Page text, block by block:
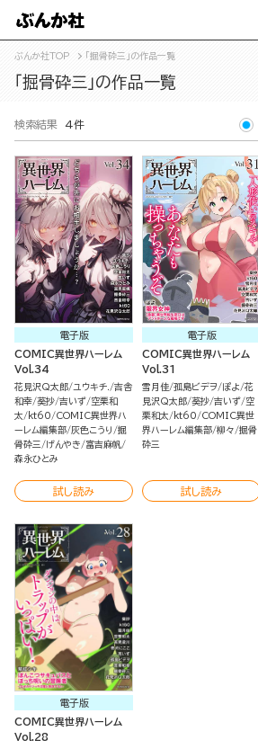
ぶんか社TOP 「掘骨砕三」の作品一覧
「掘骨砕三」の作品一覧
検索結果 4件
電子版
COMIC異世界ハーレム
Vol.34
花見沢Q太郎 ユウキチ. 吉舎
和幸 葵抄 吉いず 空栗和
太
kt60
COMIC異世界ハ
ーレム編集部 灰色こうり
掘
骨砕三
げんやき
富吉麻帆
森永ひとみ
試し読み
電子版
COMIC異世界ハーレム
Vol.31
雪月佳 孤島ビデヲ ぽよ 花
見沢Q太郎 葵抄 吉いず 空
栗和太
kt60
COMIC異世
界ハーレム編集部 柳々 掘骨
砕三
試し読み
電子版
COMIC異世界ハーレム
Vol.28